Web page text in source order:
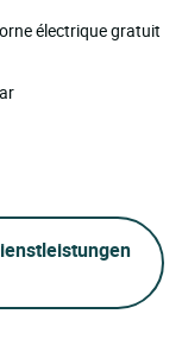
électrique gratuit